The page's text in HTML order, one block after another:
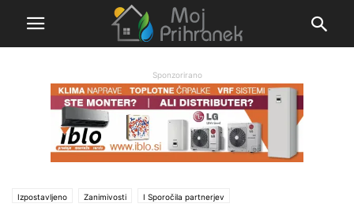
Sponzorirano
Izpostavljeno Zanimivosti Ι Sporočila partnerjev